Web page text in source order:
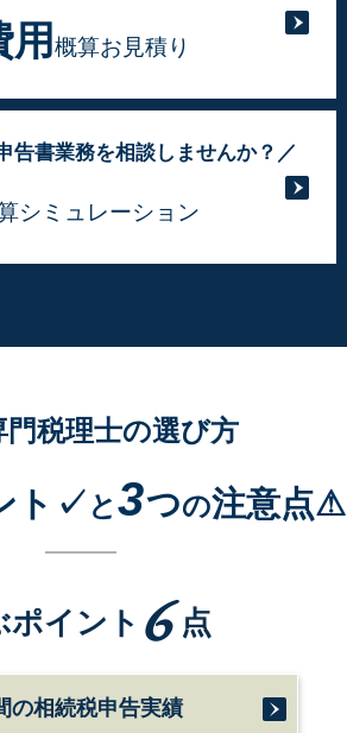
概算お見積り
告書業務を相談しませんか？／
シミュレーション
門税理士の選び方
ト✓ と3つの注意点⚠
ポイント 6 点
の相続税申告実績